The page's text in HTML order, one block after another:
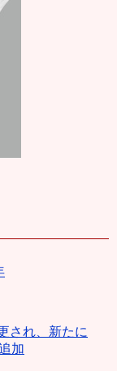
され、新たに
加